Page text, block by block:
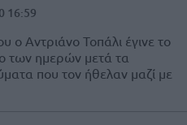
16:59
ο Αντριάνο Τοπάλι έγινε το
των ημερών μετά τα
που τον ήθελαν μαζί με